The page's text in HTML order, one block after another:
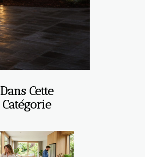
Dans Cette
Catégorie